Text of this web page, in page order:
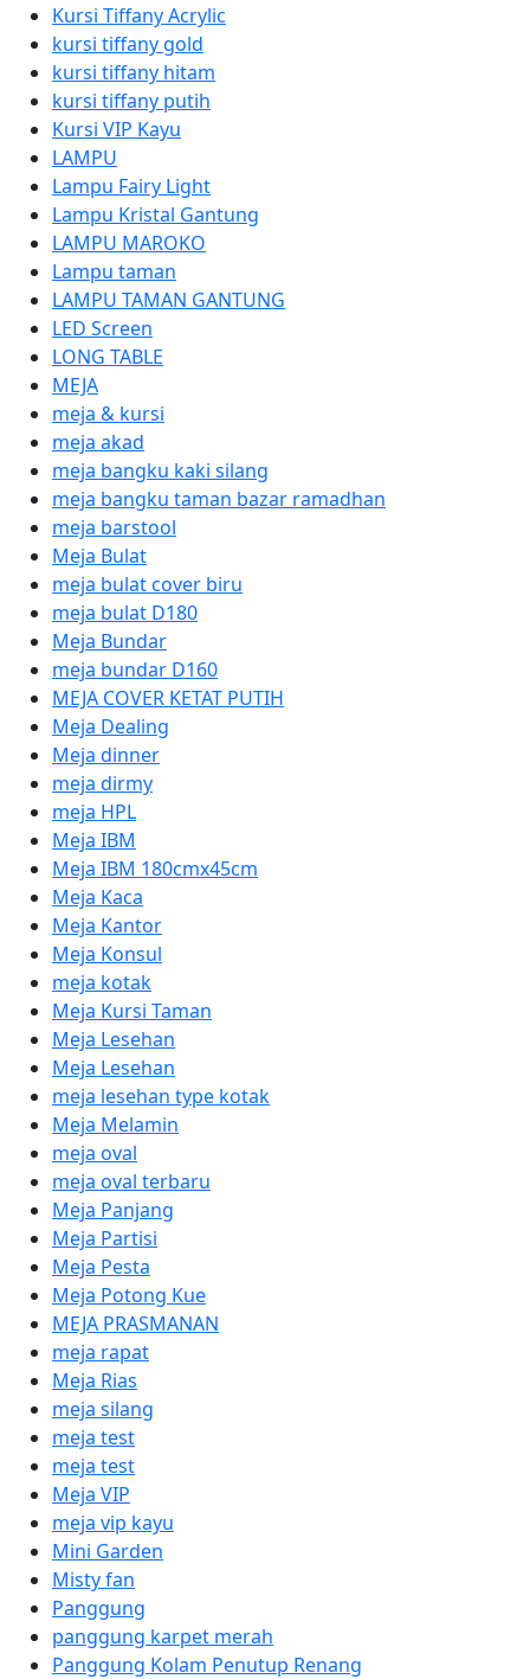
Kursi Tiffany Acrylic
kursi tiffany gold
kursi tiffany hitam
kursi tiffany putih
Kursi VIP Kayu
LAMPU
Lampu Fairy Light
Lampu Kristal Gantung
LAMPU MAROKO
Lampu taman
LAMPU TAMAN GANTUNG
LED Screen
LONG TABLE
MEJA
meja & kursi
meja akad
meja bangku kaki silang
meja bangku taman bazar ramadhan
meja barstool
Meja Bulat
meja bulat cover biru
meja bulat D180
Meja Bundar
meja bundar D160
MEJA COVER KETAT PUTIH
Meja Dealing
Meja dinner
meja dirmy
meja HPL
Meja IBM
Meja IBM 180cmx45cm
Meja Kaca
Meja Kantor
Meja Konsul
meja kotak
Meja Kursi Taman
Meja Lesehan
Meja Lesehan
meja lesehan type kotak
Meja Melamin
meja oval
meja oval terbaru
Meja Panjang
Meja Partisi
Meja Pesta
Meja Potong Kue
MEJA PRASMANAN
meja rapat
Meja Rias
meja silang
meja test
meja test
Meja VIP
meja vip kayu
Mini Garden
Misty fan
Panggung
panggung karpet merah
Panggung Kolam Penutup Renang